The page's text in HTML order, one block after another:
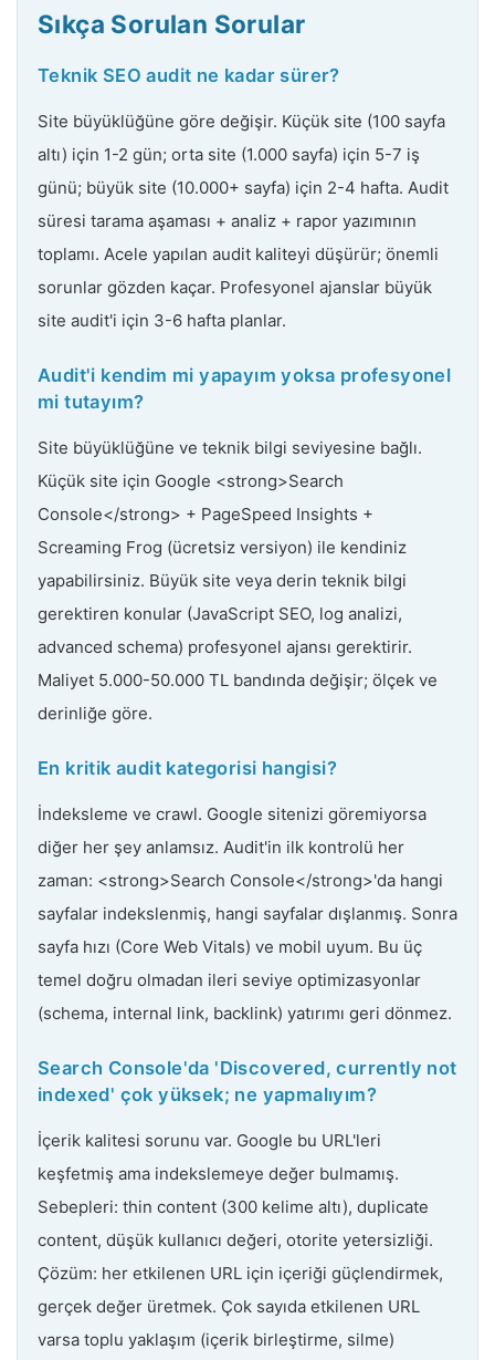
Sıkça Sorulan Sorular
Teknik SEO audit ne kadar sürer?
Site büyüklüğüne göre değişir. Küçük site (100 sayfa
altı) için 1-2 gün; orta site (1.000 sayfa) için 5-7 iş
günü; büyük site (10.000+ sayfa) için 2-4 hafta. Audit
süresi tarama aşaması + analiz + rapor yazımının
toplamı. Acele yapılan audit kaliteyi düşürür; önemli
sorunlar gözden kaçar. Profesyonel ajanslar büyük
site audit'i için 3-6 hafta planlar.
Audit'i kendim mi yapayım yoksa profesyonel
mi tutayım?
Site büyüklüğüne ve teknik bilgi seviyesine bağlı.
Küçük site için Google <strong>Search
Console</strong> + PageSpeed Insights +
Screaming Frog (ücretsiz versiyon) ile kendiniz
yapabilirsiniz. Büyük site veya derin teknik bilgi
gerektiren konular (JavaScript SEO, log analizi,
advanced schema) profesyonel ajansı gerektirir.
Maliyet 5.000-50.000 TL bandında değişir; ölçek ve
derinliğe göre.
En kritik audit kategorisi hangisi?
İndeksleme ve crawl. Google sitenizi göremiyorsa
diğer her şey anlamsız. Audit'in ilk kontrolü her
zaman: <strong>Search Console</strong>'da hangi
sayfalar indekslenmiş, hangi sayfalar dışlanmış. Sonra
sayfa hızı (Core Web Vitals) ve mobil uyum. Bu üç
temel doğru olmadan ileri seviye optimizasyonlar
(schema, internal link, backlink) yatırımı geri dönmez.
Search Console'da 'Discovered, currently not
indexed' çok yüksek; ne yapmalıyım?
İçerik kalitesi sorunu var. Google bu URL'leri
keşfetmiş ama indekslemeye değer bulmamış.
Sebepleri: thin content (300 kelime altı), duplicate
content, düşük kullanıcı değeri, otorite yetersizliği.
Çözüm: her etkilenen URL için içeriği güçlendirmek,
gerçek değer üretmek. Çok sayıda etkilenen URL
varsa toplu yaklaşım (içerik birleştirme, silme)